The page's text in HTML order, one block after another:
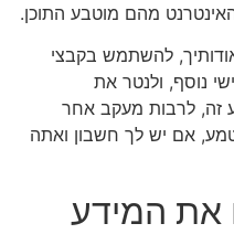
מהם מוטבע התוכן.
להשתמש בקבצי
נוסף, ולנטר את
זה, לרבות מעקב אחר
אם יש לך חשבון ואתה
את המידע